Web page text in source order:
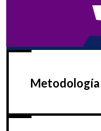
Metodología